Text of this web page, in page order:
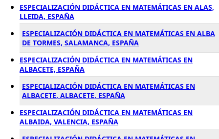
ESPECIALIZACIÓN DIDÁCTICA EN MATEMÁTICAS EN ALAS,
LLEIDA, ESPAÑA
ESPECIALIZACIÓN DIDÁCTICA EN MATEMÁTICAS EN ALBA
DE TORMES, SALAMANCA, ESPAÑA
ESPECIALIZACIÓN DIDÁCTICA EN MATEMÁTICAS EN
ALBACETE, ESPAÑA
ESPECIALIZACIÓN DIDÁCTICA EN MATEMÁTICAS EN
ALBACETE, ALBACETE, ESPAÑA
ESPECIALIZACIÓN DIDÁCTICA EN MATEMÁTICAS EN
ALBAIDA, VALENCIA, ESPAÑA